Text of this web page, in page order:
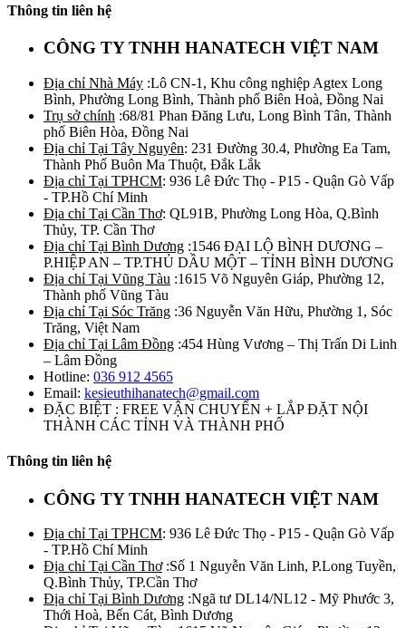
Thông tin liên hệ
CÔNG TY TNHH HANATECH VIỆT NAM
Địa chỉ Nhà Máy :Lô CN-1, Khu công nghiệp Agtex Long
Bình, Phường Long Bình, Thành phố Biên Hoà, Đồng Nai
Trụ sở chính :68/81 Phan Đăng Lưu, Long Bình Tân, Thành
phố Biên Hòa, Đồng Nai
Địa chỉ Tại Tây Nguyên: 231 Đường 30.4, Phường Ea Tam,
Thành Phố Buôn Ma Thuột, Đắk Lắk
Địa chỉ Tại TPHCM: 936 Lê Đức Thọ - P15 - Quận Gò Vấp
- TP.Hồ Chí Minh
Địa chỉ Tại Cần Thơ: QL91B, Phường Long Hòa, Q.Bình
Thủy, TP. Cần Thơ
Địa chỉ Tại Bình Dương :1546 ĐẠI LỘ BÌNH DƯƠNG –
P.HIỆP AN – TP.THỦ DẦU MỘT – TỈNH BÌNH DƯƠNG
Địa chỉ Tại Vũng Tàu :1615 Võ Nguyên Giáp, Phường 12,
Thành phố Vũng Tàu
Địa chỉ Tại Sóc Trăng :36 Nguyễn Văn Hữu, Phường 1, Sóc
Trăng, Việt Nam
Địa chỉ Tại Lâm Đồng :454 Hùng Vương – Thị Trấn Di Linh
– Lâm Đồng
Hotline: 036 912 4565
Email: kesieuthihanatech@gmail.com
ĐẶC BIỆT : FREE VẬN CHUYỂN + LẮP ĐẶT NỘI
THÀNH CÁC TỈNH VÀ THÀNH PHỐ
Thông tin liên hệ
CÔNG TY TNHH HANATECH VIỆT NAM
Địa chỉ Tại TPHCM: 936 Lê Đức Thọ - P15 - Quận Gò Vấp
- TP.Hồ Chí Minh
Địa chỉ Tại Cần Thơ:Số 1 Nguyễn Văn Linh, P.Long Tuyền,
Q.Bình Thủy, TP.Cần Thơ
Địa chỉ Tại Bình Dương :Ngã tư DL14/NL12 - Mỹ Phước 3,
Thới Hoà, Bến Cát, Bình Dương